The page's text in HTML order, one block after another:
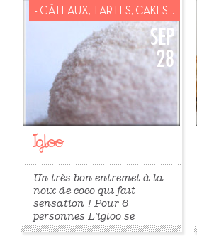
»La Tartine
Gourmande ».Tarte à la
rhubarbe vanillée relevée
au gingembre; tiens-donc,
»»
- GÂTEAUX, TARTES, CAKES...
28
SEP
Igloo
Un très bon entremet à la
noix de coco qui fait
sensation ! Pour 6
personnes L’igloo se
prépare la veille voire